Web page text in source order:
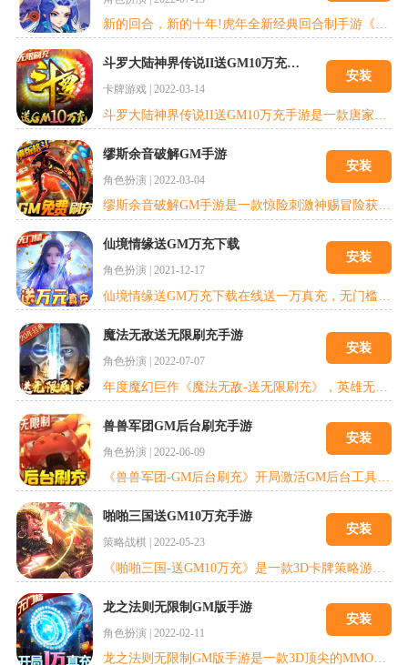
新的回合，新的十年!虎年全新经典回合制手游《天书奇谈-GM科技刷充》震撼来袭，正版授权改编，超多人超好玩的回合制，绚丽画面，为8000万书迷带来原汁原味的天书世界。GM内置科技免费激活大量内购商品，充值随心刷。
斗罗大陆神界传说II送GM10万充手游
卡牌游戏 2022-03-14
安装
缪斯余音破解GM手游
角色扮演 | 2022-03-04
安装
缪斯余音破解GM手游是一款惊险刺激神赐冒险获得神的力量!成为神赐者进入神赐世界开启冒险，灵活突进、超强爆发、远程伤害、全攻全守，选择不同的神俑战斗流派，解锁神秘剧情，点燃热血斗魂，一起拯救世界!激爽战斗快感，华丽连招热血格斗，唯战斗才有希望!浮空、连击、瞬移、控制、闪避反击、多段伤害、移动施法精心打磨的战斗体验和操作手感，上百种特色技能，爽快华丽的组合连招，震撼霸屏特效，毁天灭地暴揍俑怪，感受前所
仙境情缘送GM万充下载
角色扮演 2021-12-17
安装
魔法无敌送无限刷充手游
角色扮演 2022-07-07
安装
兽兽军团GM后台刷充手游
角色扮演 | 2022-06-09
安装
啪啪三国送GM10万充手游
策略战棋 2022-05-23
安装
龙之法则无限制GM版手游
角色扮演 | 2022-02-11
安装
龙之法则无限制GM版手游是一款3D顶尖的MMO福利手游，在线送满V和万元真充卡还有BUG万抽，上线直接送满GM。任何怪物随机掉落充值卡碎片，更有无限资源无限领。全3D美型涉及，大场面战盟团战，即时战斗超爽打击感。游戏中通过离线挂机，日常副本，限时活动获得多变战宠，炫彩神装，强力坐骑和华丽神翼提升自己的战斗力，享受跨服PK战斗乐趣，世界BOSS，人物养成，装备自由交易一应俱全，从歌舞升平的暗黑城，到